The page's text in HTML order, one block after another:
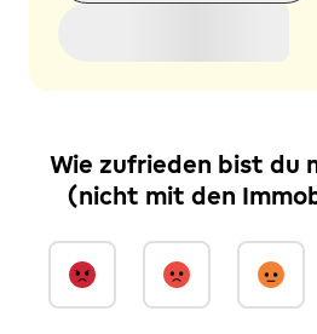
Wie zufrieden bist du
(nicht mit den